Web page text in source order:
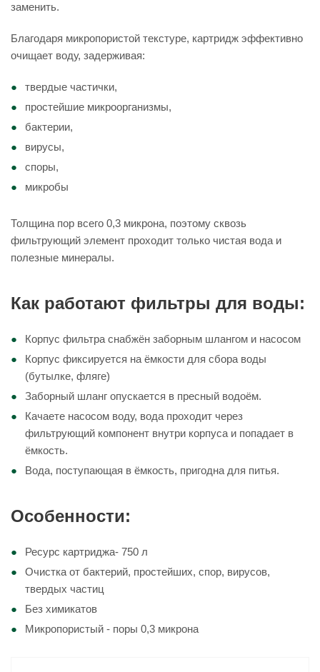
заменить.
Благодаря микропористой текстуре, картридж эффективно
очищает воду, задерживая:
твердые частички,
простейшие микроорганизмы,
бактерии,
вирусы,
споры,
микробы
Толщина пор всего 0,3 микрона, поэтому сквозь
фильтрующий элемент проходит только чистая вода и
полезные минералы.
Как работают фильтры для воды:
Корпус фильтра снабжён заборным шлангом и насосом
Корпус фиксируется на ёмкости для сбора воды
(бутылке, фляге)
Заборный шланг опускается в пресный водоём.
Качаете насосом воду, вода проходит через
фильтрующий компонент внутри корпуса и попадает в
ёмкость.
Вода, поступающая в ёмкость, пригодна для питья.
Особенности:
Ресурс картриджа- 750 л
Очистка от бактерий, простейших, спор, вирусов,
твердых частиц
Без химикатов
Микропористый - поры 0,3 микрона